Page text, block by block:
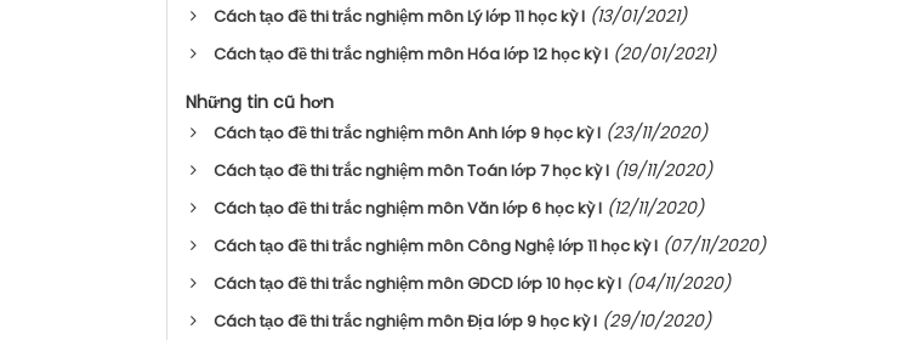
Cách tạo đề thi trắc nghiệm môn Lý lớp 11 học kỳ I (13/01/2021)
Cách tạo đề thi trắc nghiệm môn Hóa lớp 12 học kỳ I (20/01/2021)
Những tin cũ hơn
Cách tạo đề thi trắc nghiệm môn Anh lớp 9 học kỳ I (23/11/2020)
Cách tạo đề thi trắc nghiệm môn Toán lớp 7 học kỳ I (19/11/2020)
Cách tạo đề thi trắc nghiệm môn Văn lớp 6 học kỳ I (12/11/2020)
Cách tạo đề thi trắc nghiệm môn Công Nghệ lớp 11 học kỳ I (07/11/2020)
Cách tạo đề thi trắc nghiệm môn GDCD lớp 10 học kỳ I (04/11/2020)
Cách tạo đề thi trắc nghiệm môn Địa lớp 9 học kỳ I (29/10/2020)